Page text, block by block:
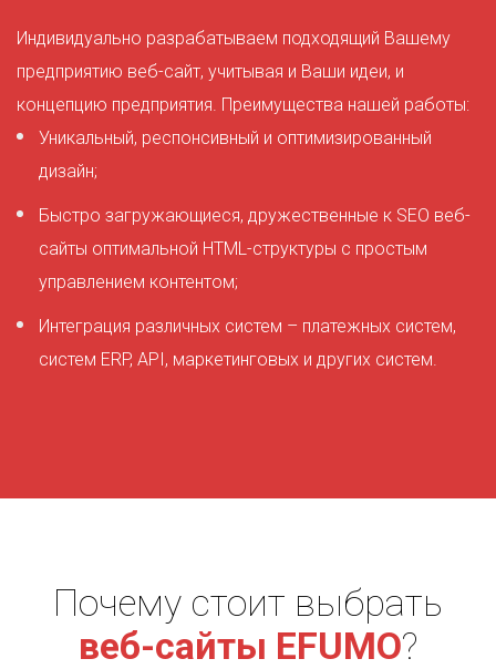
Индивидуально разрабатываем подходящий Вашему
предприятию веб-сайт, учитывая и Ваши идеи, и
концепцию предприятия. Преимущества нашей работы:
Уникальный, респонсивный и оптимизированный
дизайн;
Быстро загружающиеся, дружественные к SEO веб-
сайты оптимальной HTML-структуры с простым
управлением контентом;
Интеграция различных систем – платежных систем,
систем ERP, API, маркетинговых и других систем.
Почему стоит выбрать
веб-сайты EFUMO?